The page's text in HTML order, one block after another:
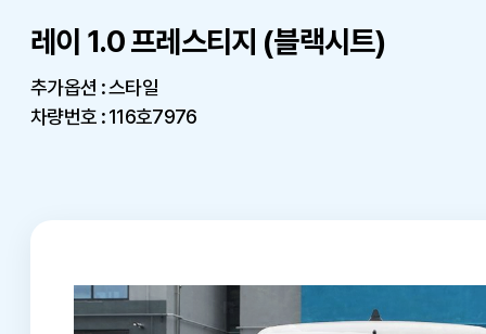
레이 1.0 프레스티지 (블랙시트)
추가옵션 : 스타일
차량번호 : 116호7976